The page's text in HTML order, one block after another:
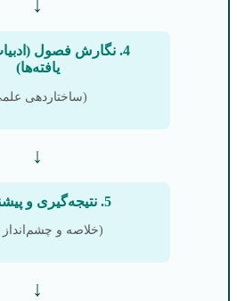
4. نگارش فصول
یافته‌ها)
(ساختاردهی
↓
5. نتیجه‌گیری و پیشنهادات
(خلاصه و چشم‌انداز
↓